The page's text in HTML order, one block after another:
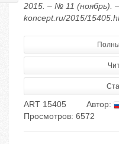
2015. – № 11 (ноябрь).
koncept.ru/2015/
ART 15405 Автор:
Просмотров: 6572